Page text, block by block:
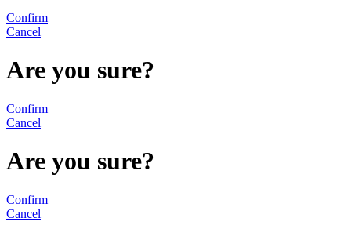
Confirm
Cancel
Are you sure?
Confirm
Cancel
Are you sure?
Confirm
Cancel